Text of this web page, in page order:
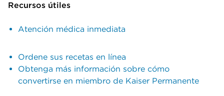
Recursos útiles
Atención médica inmediata
Ordene sus recetas en línea
Obtenga más información sobre cómo
convertirse en miembro de Kaiser Permanente